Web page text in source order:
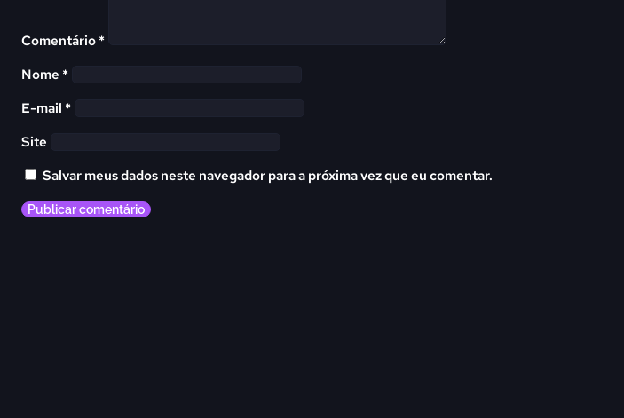
Comentário *
Nome *
E-mail *
Site
Salvar meus dados neste navegador para a próxima vez que eu comentar.